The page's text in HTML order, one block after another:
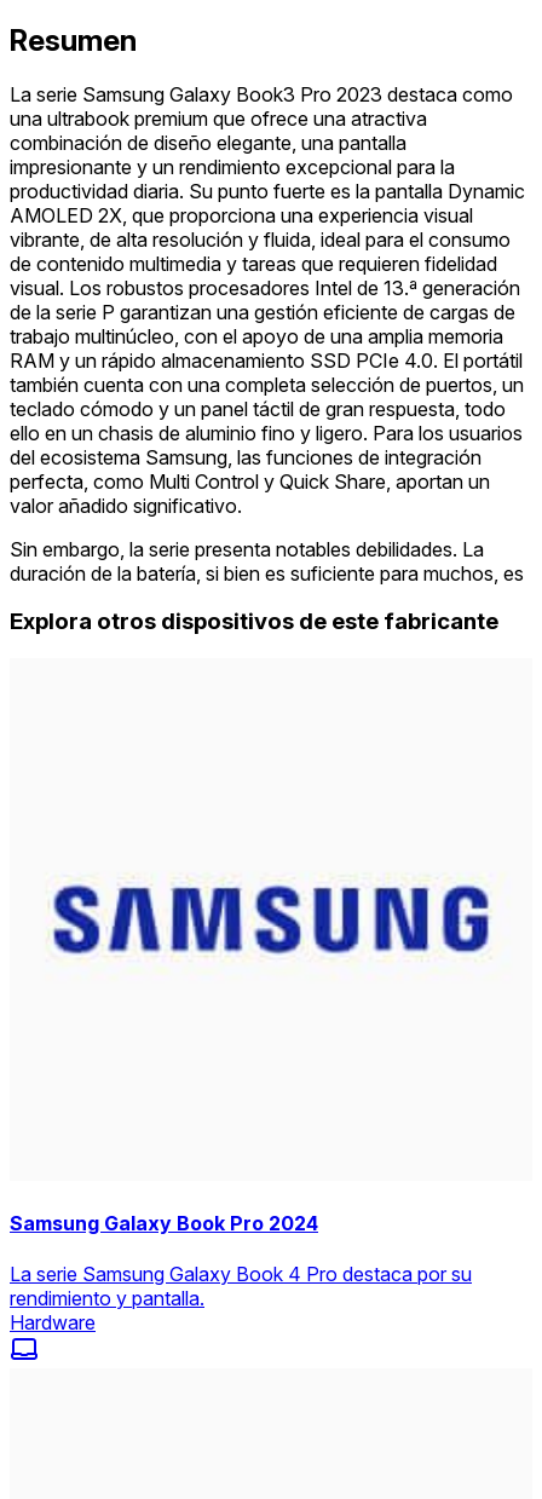
Resumen
La serie Samsung Galaxy Book3 Pro 2023 destaca como
una ultrabook premium que ofrece una atractiva
combinación de diseño elegante, una pantalla
impresionante y un rendimiento excepcional para la
productividad diaria. Su punto fuerte es la pantalla Dynamic
AMOLED 2X, que proporciona una experiencia visual
vibrante, de alta resolución y fluida, ideal para el consumo
de contenido multimedia y tareas que requieren fidelidad
visual. Los robustos procesadores Intel de 13.ª generación
de la serie P garantizan una gestión eficiente de cargas de
trabajo multinúcleo, con el apoyo de una amplia memoria
RAM y un rápido almacenamiento SSD PCIe 4.0. El portátil
también cuenta con una completa selección de puertos, un
teclado cómodo y un panel táctil de gran respuesta, todo
ello en un chasis de aluminio fino y ligero. Para los usuarios
del ecosistema Samsung, las funciones de integración
perfecta, como Multi Control y Quick Share, aportan un
valor añadido significativo.
Sin embargo, la serie presenta notables debilidades. La
duración de la batería, si bien es suficiente para muchos, es
Explora otros dispositivos de este fabricante
Samsung Galaxy Book Pro 2024
La serie Samsung Galaxy Book 4 Pro destaca por su
rendimiento y pantalla.
Hardware